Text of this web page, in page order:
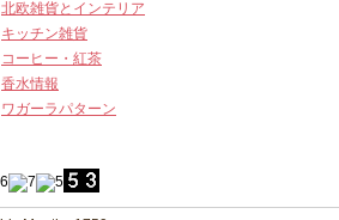
北欧雑貨とインテリア
キッチン雑貨
コーヒー・紅茶
香水情報
ワガーラパターン